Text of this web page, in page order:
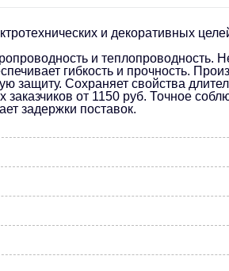
и декоративных
и теплопроводность.
гибкость и прочность.
защиту. Сохраняет свойства
от 1150 руб. Точное
задержки поставок.